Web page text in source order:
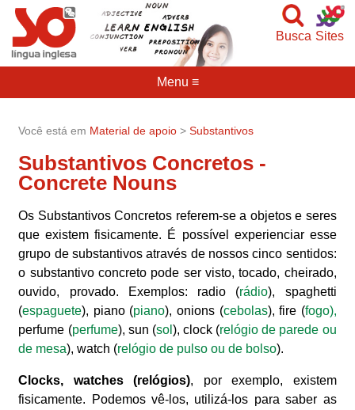
Sites
Busca
Você está em Material de apoio >Substantivos
Substantivos Concretos -
Concrete Nouns
Os Substantivos Concretos referem-se a objetos e seres
que existem fisicamente. É possível experienciar esse
grupo de substantivos através de nossos cinco sentidos:
o substantivo concreto pode ser visto, tocado, cheirado,
ouvido, provado. Exemplos: radio (rádio), spaghetti
(espaguete), piano (piano), onions (cebolas), fire (fogo),
perfume (perfume), sun (sol ), clock (relógio de parede ou
de mesa), watch (relógio de pulso ou de bolso).
Clocks, watches (relógios), por exemplo, existem
fisicamente. Podemos vê-los, utilizá-los para saber as